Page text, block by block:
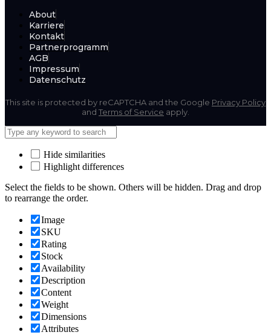
About
Karriere
Kontakt
Partnerprogramm
AGB
Impressum
Datenschutz
This site is protected by reCAPTCHA and the Google Privacy Policy
and Terms of Service apply.
Hide similarities
Highlight differences
Select the fields to be shown. Others will be hidden. Drag and drop
to rearrange the order.
Image
SKU
Rating
Stock
Availability
Description
Content
Weight
Dimensions
Attributes